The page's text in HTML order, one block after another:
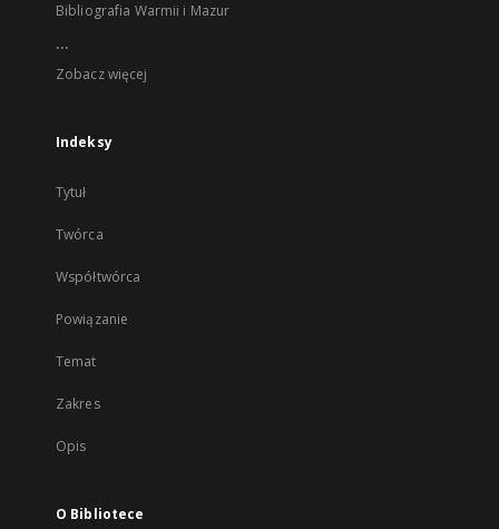
Bibliografia Warmii i Mazur
...
Zobacz więcej
Indeksy
Tytuł
Twórca
Współtwórca
Powiązanie
Temat
Zakres
Opis
O Bibliotece